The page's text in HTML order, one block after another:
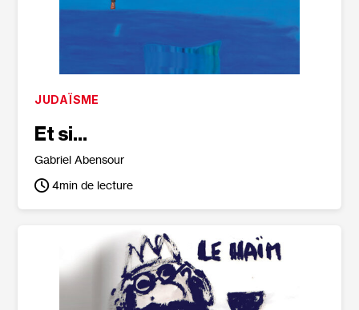
JUDAÏSME
Et si…
Gabriel Abensour
4min de lecture